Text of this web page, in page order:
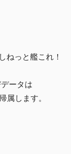
ねっと艦これ！
ータは
属します。